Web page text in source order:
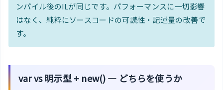
ンパイル後のILが同じです。パフォーマンスに一切影響
はなく、純粋にソースコードの可読性・記述量の改善で
す。
var vs 明示型 + new() — どちらを使うか